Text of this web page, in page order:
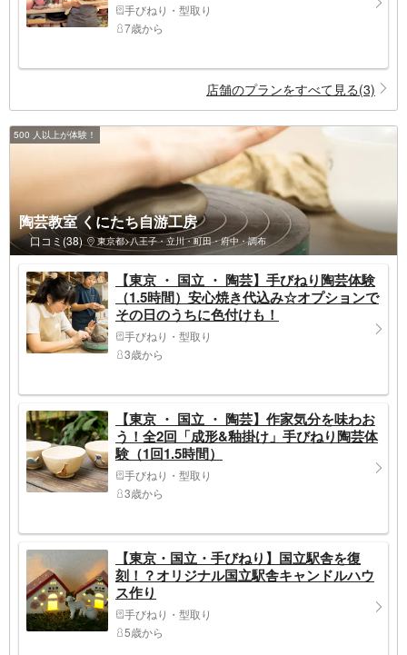
手びねり・型取り
7歳から
店舗のプランをすべて見る(3)
500 人以上が体験！
陶芸教室 くにたち自游工房
口コミ(38) 東京都>八王子・立川・町田・府中・調布
【東京 ・ 国立 ・ 陶芸】手びねり陶芸体験
（1.5時間）安心焼き代込み☆オプションで
その日のうちに色付けも！
手びねり・型取り
3歳から
【東京 ・ 国立 ・ 陶芸】作家気分を味わお
う！全2回「成形&釉掛け」手びねり陶芸体
験（1回1.5時間）
手びねり・型取り
3歳から
【東京・国立・手びねり】国立駅舎を復
刻！？オリジナル国立駅舎キャンドルハウ
ス作り
手びねり・型取り
5歳から